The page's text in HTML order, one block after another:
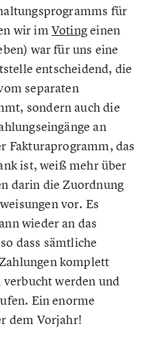
für
wir imVotingeinen
war für uns eine
entscheidend, die
separaten
sondern auch die
an
Fakturaprogramm, das
ist, weiß mehr über
darin die Zuordnung
vor. Es
wieder an das
dass sämtliche
komplett
werden und
Ein enorme
dem Vorjahr!